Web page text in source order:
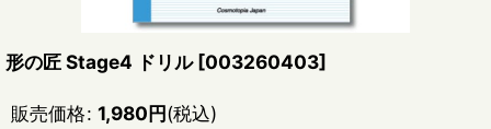
形の匠 Stage4 ドリル [003260403]
販売価格: 1,980円(税込)